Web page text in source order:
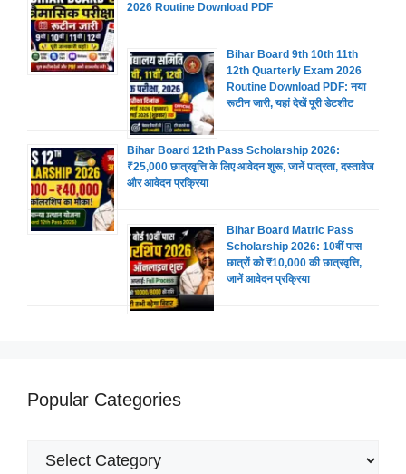
2026 Routine Download PDF
Bihar Board 9th 10th 11th
12th Quarterly Exam 2026
Routine Download PDF: नया
रूटीन जारी, यहां देखें पूरी डेटशीट
Bihar Board 12th Pass Scholarship 2026:
₹25,000 छात्रवृत्ति के लिए आवेदन शुरू, जानें पात्रता, दस्तावेज
और आवेदन प्रक्रिया
Bihar Board Matric Pass
Scholarship 2026: 10वीं पास
छात्रों को ₹10,000 की छात्रवृत्ति,
जानें आवेदन प्रक्रिया
Popular Categories
Popular